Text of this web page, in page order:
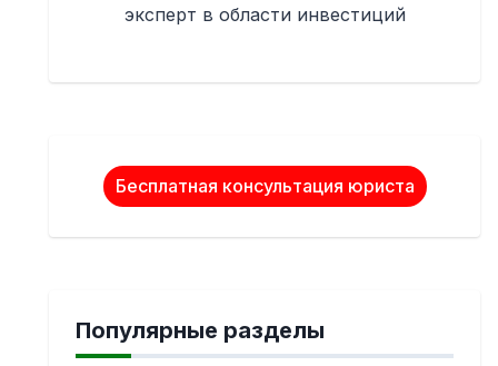
эксперт в области инвестиций
Бесплатная консультация юриста
Популярные разделы